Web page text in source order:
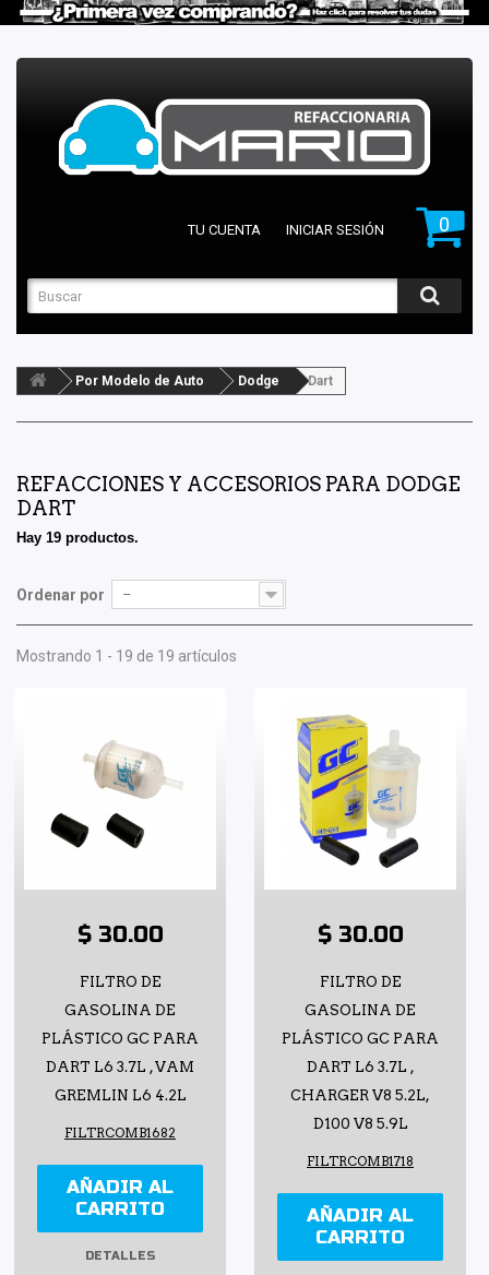
0
TU CUENTA INICIAR SESIÓN
Por Modelo de Auto Dodge Dart
REFACCIONES Y ACCESORIOS PARA DODGE
DART
Hay 19 productos.
Ordenar por --
Mostrando 1 - 19 de 19 artículos
$ 30.00
FILTRO DE
GASOLINA DE
PLÁSTICO GC PARA
DART L6 3.7L , VAM
GREMLIN L6 4.2L
FILTRCOMB1682
AÑADIR AL
CARRITO
DETALLES
$ 30.00
FILTRO DE
GASOLINA DE
PLÁSTICO GC PARA
DART L6 3.7L ,
CHARGER V8 5.2L,
D100 V8 5.9L
FILTRCOMB1718
AÑADIR AL
CARRITO